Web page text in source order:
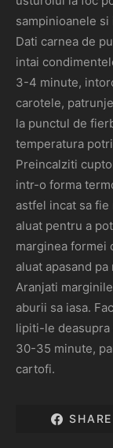
sampinioanele
Dati carnea de
intai
3-4 minute,
carotele,
la punctul de
temperatura
Preincalziti
intr-o forma
astfel incat sa fie
aluat pentru a
marginea formei
aluat apasand
Aranjati
aburii sa iasa.
lipiti-le deasupra
30-35 minute,
cartofi.
SHARE